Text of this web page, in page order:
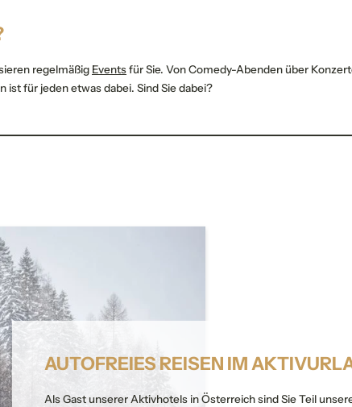
regelmäßig Eventsfür Sie. Von Comedy-Abenden über
ist für jeden etwas dabei. Sind Sie dabei?
AUTOFREIES REISEN IM
Als Gast unserer Aktivhotels in Österreich sind Sie Teil